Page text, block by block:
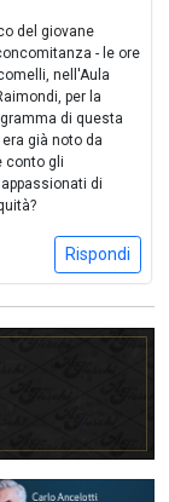
del giovane
- le ore
nell'Aula
per la
di questa
già noto da
conto gli
di
Rispondi